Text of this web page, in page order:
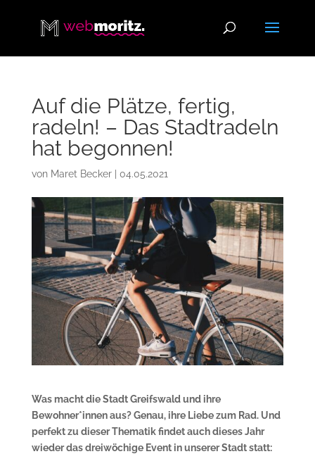
Auf die Plätze, fertig,
radeln! – Das Stadtradeln
hat begonnen!
von Maret Becker| 04.05.2021
Was macht die Stadt Greifswald und ihre
Bewohner*innen aus? Genau, ihre Liebe zum Rad. Und
perfekt zu dieser Thematik findet auch dieses Jahr
wieder das dreiwöchige Event in unserer Stadt statt: